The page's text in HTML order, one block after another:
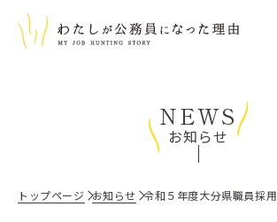
NEWS
お知らせ
トップページ お知らせ